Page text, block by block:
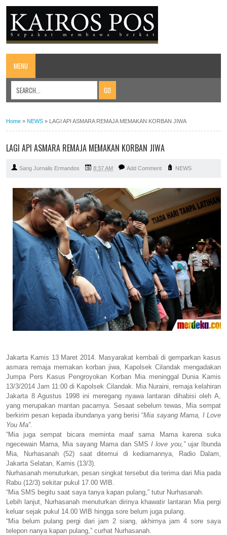
MENU
Home » NEWS » LAGI API ASMARA REMAJA MEMAKAN KORBAN JIWA
LAGI API ASMARA REMAJA MEMAKAN KORBAN JIWA
Sang Jurnalis Ermandos 8:37 AM Add Comment NEWS
Jakarta Kamis 13 Maret 2014. Masyarakat kembali di gemparkan kasus
asmara remaja memakan korban jiwa, Kapolsek Cilandak mengadakan
Jumpa Pers Kasus Pengroyokan Korban Mia meninggal Dunia Kamis
13/3/2014 Jam 11:00 di Kapolsek Cilandak. Mia Nuraini, remaja kelahiran
Jakarta 8 Agustus 1998 ini meregang nyawa lantaran dihabisi oleh A,
yang merupakan mantan pacarnya. Sesaat sebelum tewas, Mia sempat
berkirim pesan kepada ibundanya yang berisi “Mia sayang Mama, I Love
You Ma”.
“Mia juga sempat bicara meminta maaf sama Mama karena suka
ngecewain Mama, Mia sayang Mama dan SMSI love you,”ujar Ibunda
Mia, Nurhasanah (52) saat ditemui di kediamannya, Radio Dalam,
Jakarta Selatan, Kamis (13/3).
Nurhasanah menuturkan, pesan singkat tersebut dia terima dari Mia pada
Rabu (12/3) sekitar pukul 17.00 WIB.
“Mia SMS begitu saat saya tanya kapan pulang,” tutur Nurhasanah.
Lebih lanjut, Nurhasanah menuturkan dirinya khawatir lantaran Mia pergi
keluar sejak pukul 14.00 WIB hingga sore belum juga pulang.
“Mia belum pulang pergi dari jam 2 siang, akhirnya jam 4 sore saya
telepon nanya kapan pulang,” curhat Nurhasanah.